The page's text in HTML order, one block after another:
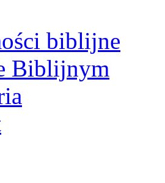
biblijne
Biblijnym